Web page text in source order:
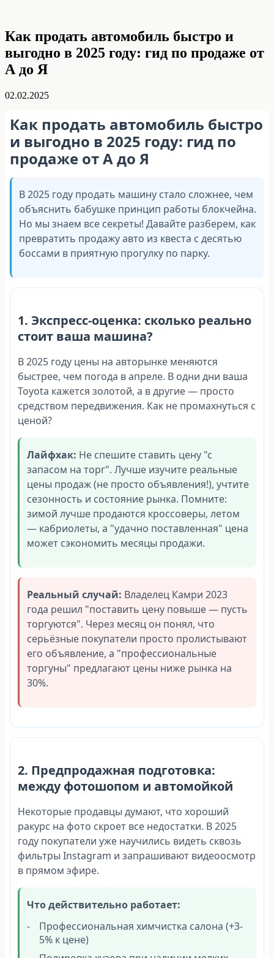
Как продать автомобиль быстро и
выгодно в 2025 году: гид по продаже от
А до Я
02.02.2025
Как продать автомобиль быстро
и выгодно в 2025 году: гид по
продаже от А до Я
В 2025 году продать машину стало сложнее, чем
объяснить бабушке принцип работы блокчейна.
Но мы знаем все секреты! Давайте разберем, как
превратить продажу авто из квеста с десятью
боссами в приятную прогулку по парку.
1. Экспресс-оценка: сколько реально
стоит ваша машина?
В 2025 году цены на авторынке меняются
быстрее, чем погода в апреле. В одни дни ваша
Toyota кажется золотой, а в другие — просто
средством передвижения. Как не промахнуться с
ценой?
Лайфхак: Не спешите ставить цену "с
запасом на торг". Лучше изучите реальные
цены продаж (не просто объявления!), учтите
сезонность и состояние рынка. Помните:
зимой лучше продаются кроссоверы, летом
— кабриолеты, а "удачно поставленная" цена
может сэкономить месяцы продажи.
Реальный случай: Владелец Камри 2023
года решил "поставить цену повыше — пусть
торгуются". Через месяц он понял, что
серьёзные покупатели просто пролистывают
его объявление, а "профессиональные
торгуны" предлагают цены ниже рынка на
30%.
2. Предпродажная подготовка:
между фотошопом и автомойкой
Некоторые продавцы думают, что хороший
ракурс на фото скроет все недостатки. В 2025
году покупатели уже научились видеть сквозь
фильтры Instagram и запрашивают видеоосмотр
в прямом эфире.
Что действительно работает:
Профессиональная химчистка салона (+3-
5% к цене)